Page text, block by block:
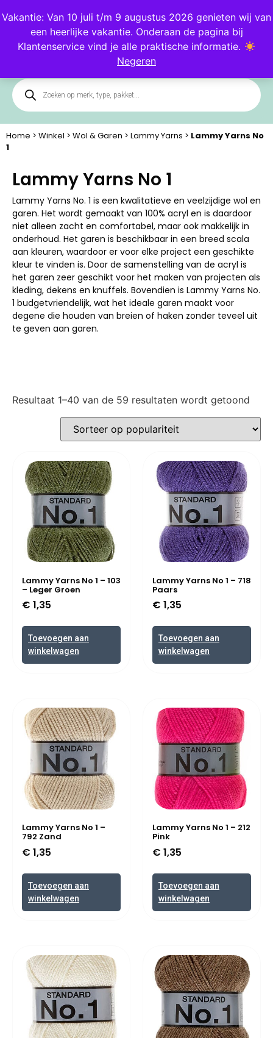
Vakantie: Van 10 juli t/m 9 augustus 2026 genieten wij van
een heerlijke vakantie. Onderaan de pagina bij
Klantenservice vind je alle praktische informatie.
Negeren
BlogKlantenservice
Home > Winkel > Wol & Garen > Lammy Yarns > Lammy Yarns No
1
Lammy Yarns No 1
Lammy Yarns No. 1 is een kwalitatieve en veelzijdige wol en
garen. Het wordt gemaakt van 100% acryl en is daardoor
niet alleen zacht en comfortabel, maar ook makkelijk in
onderhoud. Het garen is beschikbaar in een breed scala
aan kleuren, waardoor er voor elke project een geschikte
kleur te vinden is. Door de samenstelling van de acryl is
het garen zeer geschikt voor het maken van projecten als
kleding, dekens en knuffels. Bovendien is Lammy Yarns No.
1 budgetvriendelijk, wat het ideale garen maakt voor
degene die houden van breien of haken zonder teveel uit
te geven aan garen.
Resultaat 1–40 van de 59 resultaten wordt getoond
Lammy Yarns No 1 – 103
– Leger Groen
€ 1,35
Toevoegen aan
winkelwagen
Lammy Yarns No 1 – 718
Paars
€ 1,35
Toevoegen aan
winkelwagen
Lammy Yarns No 1 –
792 Zand
€ 1,35
Toevoegen aan
winkelwagen
Lammy Yarns No 1 – 212
Pink
€ 1,35
Toevoegen aan
winkelwagen